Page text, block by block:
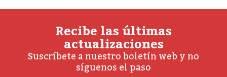
Recibe las últimas
actualizaciones
Suscríbete a nuestro boletín web y no
síguenos el paso